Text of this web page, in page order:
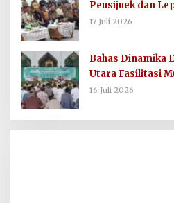
Peusijuek dan
0103/AUT
17 Juli 2026
Bahas Dinamika
Utara Fasilitasi
16 Juli 2026